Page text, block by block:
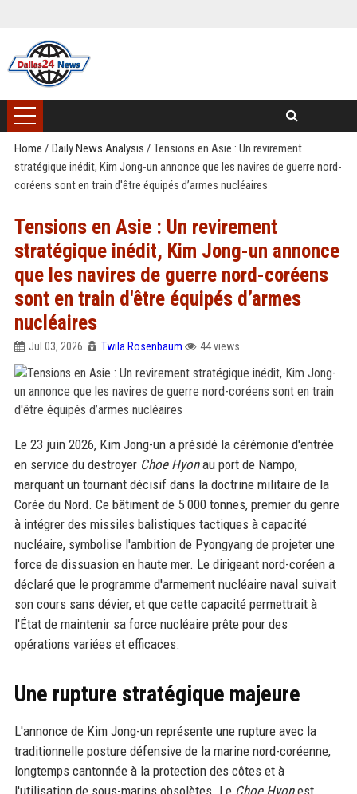
Home / Daily News Analysis / Tensions en Asie : Un revirement
stratégique inédit, Kim Jong-un annonce que les navires de guerre nord-
coréens sont en train d'être équipés d’armes nucléaires
Tensions en Asie : Un revirement
stratégique inédit, Kim Jong-un annonce
que les navires de guerre nord-coréens
sont en train d'être équipés d’armes
nucléaires
Jul 03, 2026 Twila Rosenbaum 44 views
Le 23 juin 2026, Kim Jong-un a présidé la cérémonie d'entrée
en service du destroyer Choe Hyonau port de Nampo,
marquant un tournant décisif dans la doctrine militaire de la
Corée du Nord. Ce bâtiment de 5 000 tonnes, premier du genre
à intégrer des missiles balistiques tactiques à capacité
nucléaire, symbolise l'ambition de Pyongyang de projeter une
force de dissuasion en haute mer. Le dirigeant nord-coréen a
déclaré que le programme d'armement nucléaire naval suivait
son cours sans dévier, et que cette capacité permettrait à
l'État de maintenir sa force nucléaire prête pour des
opérations variées et efficaces.
Une rupture stratégique majeure
L'annonce de Kim Jong-un représente une rupture avec la
traditionnelle posture défensive de la marine nord-coréenne,
longtemps cantonnée à la protection des côtes et à
l'utilisation de sous-marins obsolètes. Le Choe Hyonest